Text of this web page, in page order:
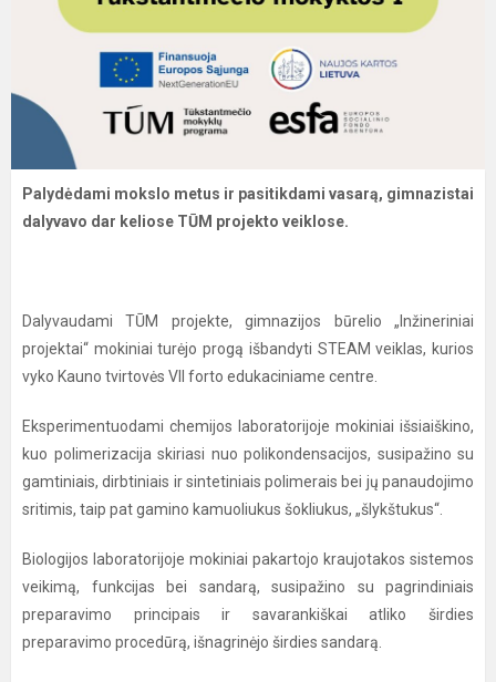
Palydėdami mokslo metus ir pasitikdami vasarą, gimnazistai
dalyvavo dar keliose TŪM projekto veiklose.
Dalyvaudami TŪM projekte, gimnazijos būrelio „Inžineriniai
projektai“ mokiniai turėjo progą išbandyti STEAM veiklas, kurios
vyko Kauno tvirtovės VII forto edukaciniame centre.
Eksperimentuodami chemijos laboratorijoje mokiniai išsiaiškino,
kuo polimerizacija skiriasi nuo polikondensacijos, susipažino su
gamtiniais, dirbtiniais ir sintetiniais polimerais bei jų panaudojimo
sritimis, taip pat gamino kamuoliukus šokliukus, „šlykštukus“.
Biologijos laboratorijoje mokiniai pakartojo kraujotakos sistemos
veikimą, funkcijas bei sandarą, susipažino su pagrindiniais
preparavimo principais ir savarankiškai atliko širdies
preparavimo procedūrą, išnagrinėjo širdies sandarą.